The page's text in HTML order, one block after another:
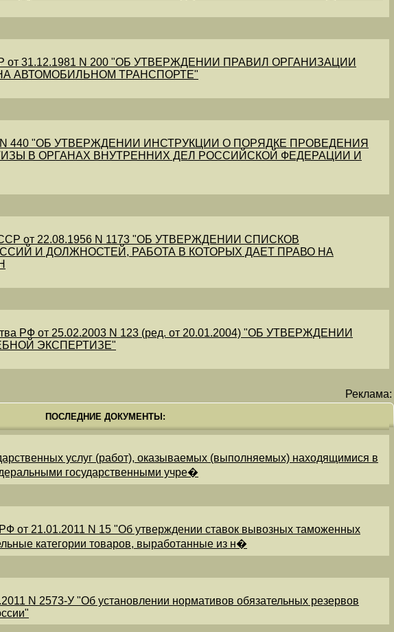
от 31.12.1981 N 200 "ОБ УТВЕРЖДЕНИИ ПРАВИЛ ОРГАНИЗАЦИИ
АВТОМОБИЛЬНОМ ТРАНСПОРТЕ"
N 440 "ОБ УТВЕРЖДЕНИИ ИНСТРУКЦИИ О ПОРЯДКЕ ПРОВЕДЕНИЯ
В ОРГАНАХ ВНУТРЕННИХ ДЕЛ РОССИЙСКОЙ ФЕДЕРАЦИИ И
от 22.08.1956 N 1173 "ОБ УТВЕРЖДЕНИИ СПИСКОВ
И ДОЛЖНОСТЕЙ, РАБОТА В КОТОРЫХ ДАЕТ ПРАВО НА
РФ от 25.02.2003 N 123 (ред. от 20.01.2004) "ОБ УТВЕРЖДЕНИИ
ЭКСПЕРТИЗЕ"
Реклама:
ПОСЛЕДНИЕ ДОКУМЕНТЫ:
услуг (работ), оказываемых (выполняемых) находящимися в
государственными учре�
от 21.01.2011 N 15 "Об утверждении ставок вывозных таможенных
категории товаров, выработанные из н�
N 2573-У "Об установлении нормативов обязательных резервов